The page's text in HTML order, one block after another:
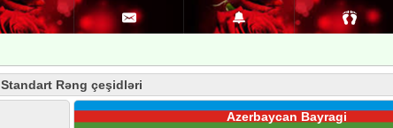
Standart Rəng çeşidləri
Azerbaycan Bayragi